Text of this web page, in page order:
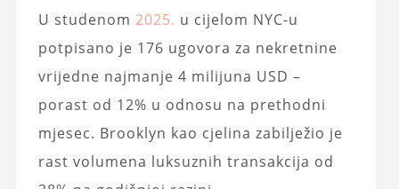
U studenom 2025. u cijelom NYC-u
potpisano je 176 ugovora za nekretnine
vrijedne najmanje 4 milijuna USD –
porast od 12% u odnosu na prethodni
mjesec. Brooklyn kao cjelina zabilježio je
rast volumena luksuznih transakcija od